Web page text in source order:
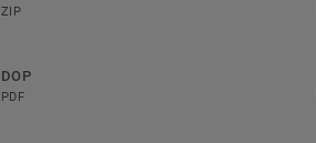
ZIP
DOP
PDF